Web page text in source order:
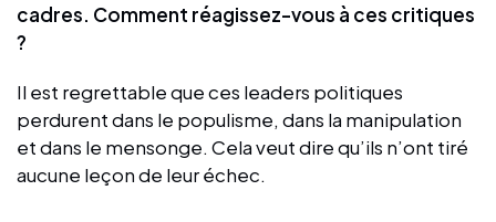
cadres. Comment réagissez-vous à ces critiques
?
Il est regrettable que ces leaders politiques
perdurent dans le populisme, dans la manipulation
et dans le mensonge. Cela veut dire qu’ils n’ont tiré
aucune leçon de leur échec.